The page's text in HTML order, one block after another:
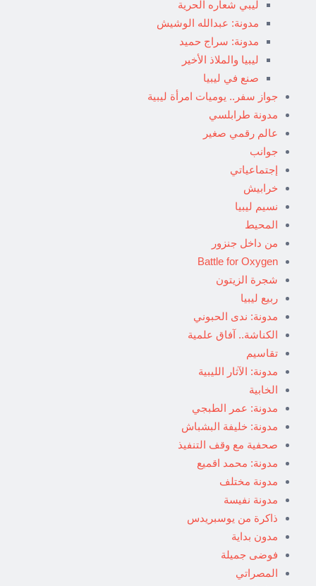
ليبي شعاره الحرية
مدونة: عبدالله الوشيش
مدونة: سراج حميد
ليبيا والملاذ الأخير
صنع في ليبيا
جواز سفر.. يوميات امرأة ليبية
مدونة طرابلسي
عالم رقمي صغير
جوانب
إجتماعياتي
خرابيش
نسيم ليبيا
المحيط
من داخل جنزور
Battle for Oxygen
شجرة الزيتون
ربيع ليبيا
مدونة: ندى الحبوني
الكناشة.. آفاق علمية
تقاسيم
مدونة: الآثار الليبية
الخابية
مدونة: عمر الطبجي
مدونة: خليفة البشباش
صحفية مع وقف التنفيذ
مدونة: محمد اقميع
مدونة مختلف
مدونة نفيسة
ذاكرة من يوسبريدس
مدون بداية
فوضى جميلة
المصراتي